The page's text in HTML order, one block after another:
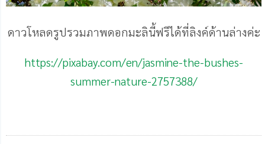
ดาวโหลดรูปรวมภาพดอกมะลินี้ฟรีได้ที่ลิงค์ด้านล่างค่ะ
https://pixabay.com/en/jasmine-the-bushes-
summer-nature-2757388/